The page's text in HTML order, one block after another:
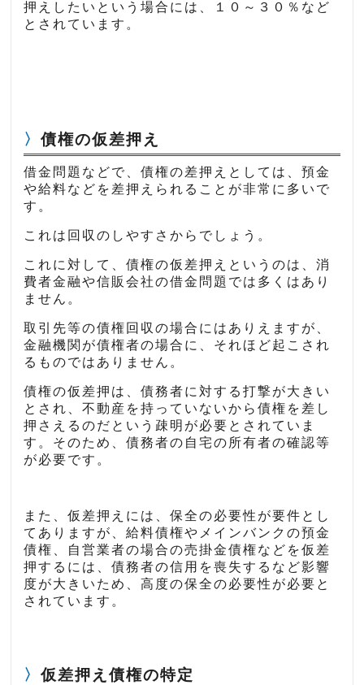
押えしたいという場合には、１０～３０％など
とされています。
債権の仮差押え
借金問題などで、債権の差押えとしては、預金
や給料などを差押えられることが非常に多いで
す。
これは回収のしやすさからでしょう。
これに対して、債権の仮差押えというのは、消
費者金融や信販会社の借金問題では多くはあり
ません。
取引先等の債権回収の場合にはありえますが、
金融機関が債権者の場合に、それほど起こされ
るものではありません。
債権の仮差押は、債務者に対する打撃が大きい
とされ、不動産を持っていないから債権を差し
押さえるのだという疎明が必要とされていま
す。そのため、債務者の自宅の所有者の確認等
が必要です。
また、仮差押えには、保全の必要性が要件とし
てありますが、給料債権やメインバンクの預金
債権、自営業者の場合の売掛金債権などを仮差
押するには、債務者の信用を喪失するなど影響
度が大きいため、高度の保全の必要性が必要と
されています。
仮差押え債権の特定